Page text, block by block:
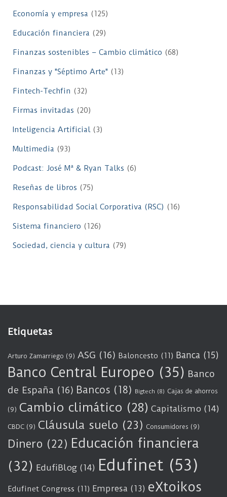
Economía y empresa (125)
Educación financiera (29)
Finanzas sostenibles – Cambio climático (68)
Finanzas y "Séptimo Arte" (13)
Fintech-Techfin (32)
Firmas invitadas (20)
Inteligencia Artificial(3)
Multimedia (93)
Podcast: José Mª & Ryan Talks (6)
Reseñas de libros (75)
Responsabilidad Social Corporativa (RSC) (16)
Sistema financiero (126)
Sociedad, ciencia y cultura (79)
Etiquetas
Arturo Zamarriego (9) ASG (16) Baloncesto (11) Banca (15)
Banco Central Europeo (35) Banco
de España (16) Bancos (18) Bigtech (8) Cajas de ahorros
(9) Cambio climático (28) Capitalismo (14)
CBDC (9) Cláusula suelo (23) Consumidores (9)
Dinero (22) Educación financiera
(32) EdufiBlog (14) Edufinet (53)
Edufinet Congress (11) Empresa (13) eXtoikos